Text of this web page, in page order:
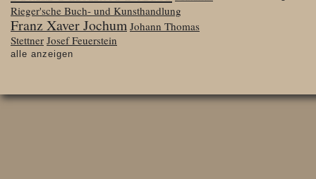
Rieger'sche Buch- und Kunsthandlung
Franz Xaver Jochum Johann Thomas
Stettner Josef Feuerstein
alle anzeigen